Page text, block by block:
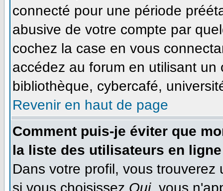
connecté pour une période
abusive de votre compte par
cochez la case en vous
accédez au forum en utilisant
bibliothèque, cybercafé,
Revenir en haut de page
Comment puis-je éviter que
la liste des utilisateurs en
Dans votre profil, vous
si vous choisissez Oui, vous